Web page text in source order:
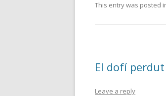
This entry was posted
El dofí perdut
Leave a reply